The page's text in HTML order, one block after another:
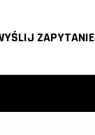
ZAPYTANIE